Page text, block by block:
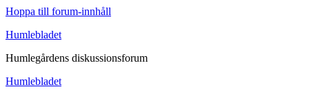
Hoppa till forum-innhåll
Humlebladet
Humlegårdens diskussionsforum
Humlebladet